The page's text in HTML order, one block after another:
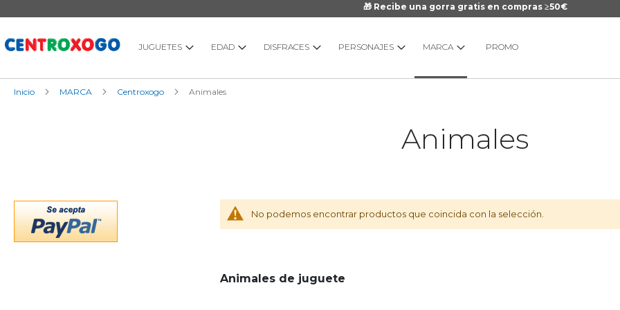
🎁 Recibe una gorra gratis en compras ≥50€
al
JUGUETES
EDAD DISFRACES PERSONAJES MARCA PROMO
Inicio MARCA Centroxogo Animales
Animales
No podemos encontrar productos que coincida con la selección.
Animales de juguete